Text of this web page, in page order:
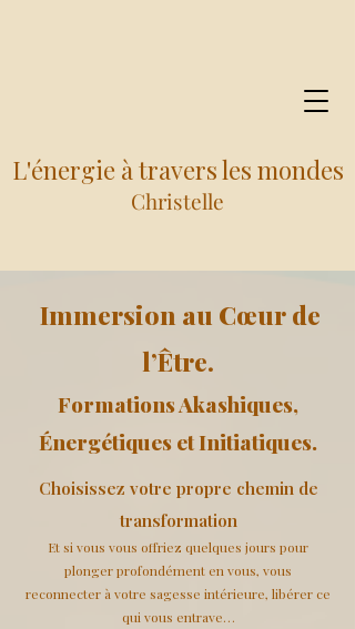
L'énergie à travers les mondes
Christelle
Immersion au Cœur de
l’Être.
Formations Akashiques,
Énergétiques et Initiatiques.
Choisissez votre propre chemin de
transformation
Et si vous vous offriez quelques jours pour
plonger profondément en vous, vous
reconnecter à votre sagesse intérieure, libérer ce
qui vous entrave…